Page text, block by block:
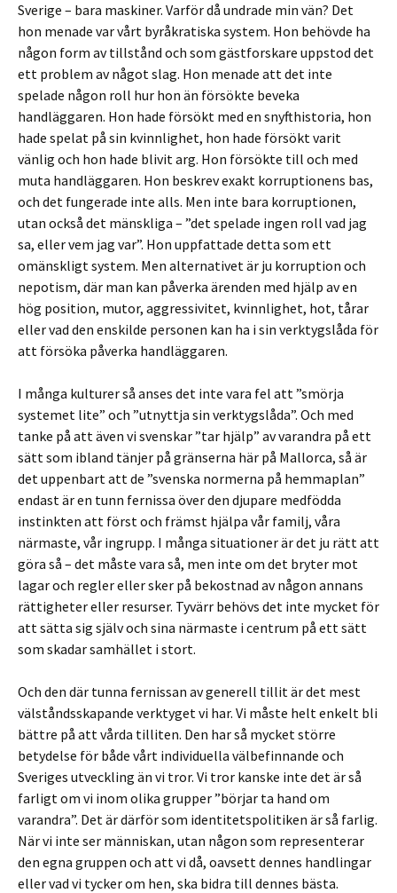
Sverige – bara maskiner. Varför då undrade min vän? Det
hon menade var vårt byråkratiska system. Hon behövde ha
någon form av tillstånd och som gästforskare uppstod det
ett problem av något slag. Hon menade att det inte
spelade någon roll hur hon än försökte beveka
handläggaren. Hon hade försökt med en snyfthistoria, hon
hade spelat på sin kvinnlighet, hon hade försökt varit
vänlig och hon hade blivit arg. Hon försökte till och med
muta handläggaren. Hon beskrev exakt korruptionens bas,
och det fungerade inte alls. Men inte bara korruptionen,
utan också det mänskliga – ”det spelade ingen roll vad jag
sa, eller vem jag var”. Hon uppfattade detta som ett
omänskligt system. Men alternativet är ju korruption och
nepotism, där man kan påverka ärenden med hjälp av en
hög position, mutor, aggressivitet, kvinnlighet, hot, tårar
eller vad den enskilde personen kan ha i sin verktygslåda för
att försöka påverka handläggaren.
I många kulturer så anses det inte vara fel att ”smörja
systemet lite” och ”utnyttja sin verktygslåda”. Och med
tanke på att även vi svenskar ”tar hjälp” av varandra på ett
sätt som ibland tänjer på gränserna här på Mallorca, så är
det uppenbart att de ”svenska normerna på hemmaplan”
endast är en tunn fernissa över den djupare medfödda
instinkten att först och främst hjälpa vår familj, våra
närmaste, vår ingrupp. I många situationer är det ju rätt att
göra så – det måste vara så, men inte om det bryter mot
lagar och regler eller sker på bekostnad av någon annans
rättigheter eller resurser. Tyvärr behövs det inte mycket för
att sätta sig själv och sina närmaste i centrum på ett sätt
som skadar samhället i stort.
Och den där tunna fernissan av generell tillit är det mest
välståndsskapande verktyget vi har. Vi måste helt enkelt bli
bättre på att vårda tilliten. Den har så mycket större
betydelse för både vårt individuella välbefinnande och
Sveriges utveckling än vi tror. Vi tror kanske inte det är så
farligt om vi inom olika grupper ”börjar ta hand om
varandra”. Det är därför som identitetspolitiken är så farlig.
När vi inte ser människan, utan någon som representerar
den egna gruppen och att vi då, oavsett dennes handlingar
eller vad vi tycker om hen, ska bidra till dennes bästa.